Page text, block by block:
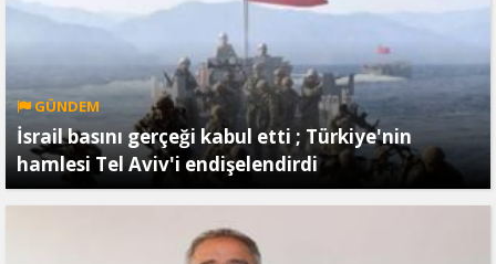
GÜNDEM
İsrail basını gerçeği kabul etti ; Türkiye'nin
hamlesi Tel Aviv'i endişelendirdi